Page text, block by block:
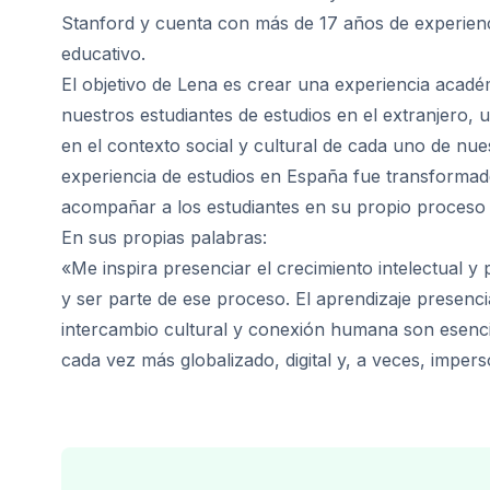
Programa 50+
Preparación para el examen DELE
Lecciones privadas
Málaga
Escuela de español de Málaga
Clases grupales de español
Curso nocturno en grupo
Cursos de larga duración
Programa 50+
Preparación para el examen
Exam Preparation SIELE
Lecciones privadas
Buenos Aires
Stanford y cuenta con más de 17 años de
educativo.
El objetivo de Lena es crear una experiencia
nuestros estudiantes de estudios en el extranjero,
en el contexto social y cultural de cada uno de
experiencia de estudios en España fue
acompañar a los estudiantes en su propio
En sus propias palabras:
«Me inspira presenciar el crecimiento intelectual y
y ser parte de ese proceso. El aprendizaje
intercambio cultural y conexión humana son
cada vez más globalizado, digital y, a veces,